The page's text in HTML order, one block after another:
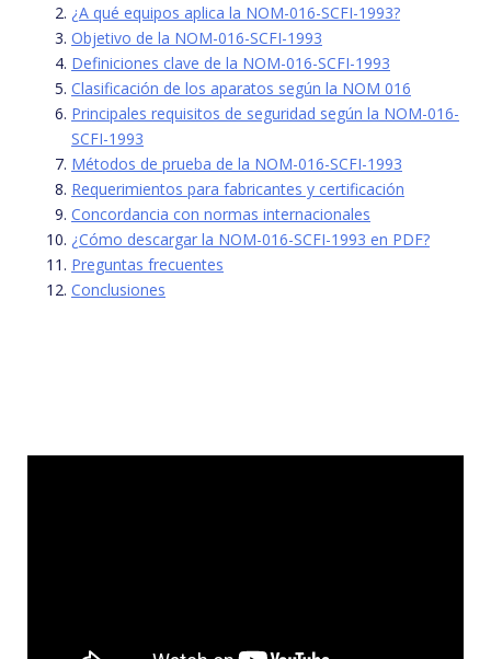
¿A qué equipos aplica la NOM-016-SCFI-1993?
Objetivo de la NOM-016-SCFI-1993
Definiciones clave de la NOM-016-SCFI-1993
Clasificación de los aparatos según la NOM 016
Principales requisitos de seguridad según la NOM-016-
SCFI-1993
Métodos de prueba de la NOM-016-SCFI-1993
Requerimientos para fabricantes y certificación
Concordancia con normas internacionales
¿Cómo descargar la NOM-016-SCFI-1993 en PDF?
Preguntas frecuentes
Conclusiones